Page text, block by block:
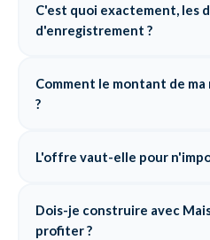
C'est quoi exactement, les
d'enregistrement ?
Comment le montant de
?
L'offre vaut-elle pour
Dois-je construire avec
profiter ?